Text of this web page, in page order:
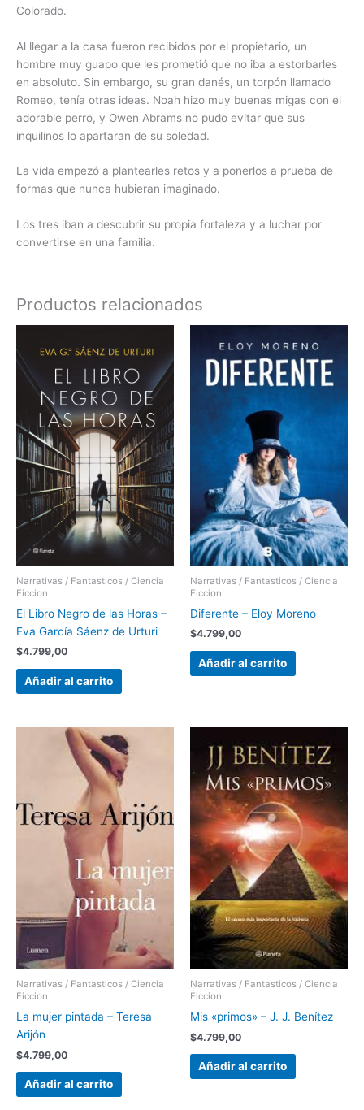
Colorado.
Al llegar a la casa fueron recibidos por el propietario, un
hombre muy guapo que les prometió que no iba a estorbarles
en absoluto. Sin embargo, su gran danés, un torpón llamado
Romeo, tenía otras ideas. Noah hizo muy buenas migas con el
adorable perro, y Owen Abrams no pudo evitar que sus
inquilinos lo apartaran de su soledad.
La vida empezó a plantearles retos y a ponerlos a prueba de
formas que nunca hubieran imaginado.
Los tres iban a descubrir su propia fortaleza y a luchar por
convertirse en una familia.
Productos relacionados
Narrativas / Fantasticos / Ciencia
Ficcion
El Libro Negro de las Horas –
Eva García Sáenz de Urturi
$4.799,00
Añadir al carrito
Narrativas / Fantasticos / Ciencia
Ficcion
Diferente – Eloy Moreno
$4.799,00
Añadir al carrito
Narrativas / Fantasticos / Ciencia
Ficcion
La mujer pintada – Teresa
Arijón
$4.799,00
Añadir al carrito
Narrativas / Fantasticos / Ciencia
Ficcion
Mis «primos» – J. J. Benítez
$4.799,00
Añadir al carrito